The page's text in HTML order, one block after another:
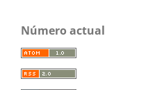
Número actual